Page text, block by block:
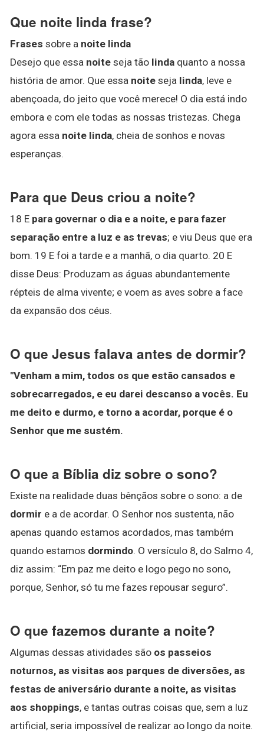
Que noite linda frase?
Frases sobre a noite linda
Desejo que essa noite seja tão linda quanto a nossa
história de amor. Que essa noite seja linda, leve e
abençoada, do jeito que você merece! O dia está indo
embora e com ele todas as nossas tristezas. Chega
agora essa noite linda, cheia de sonhos e novas
esperanças.
Para que Deus criou a noite?
18 E para governar o dia e a noite, e para fazer
separação entre a luz e as trevas; e viu Deus que era
bom. 19 E foi a tarde e a manhã, o dia quarto. 20 E
disse Deus: Produzam as águas abundantemente
répteis de alma vivente; e voem as aves sobre a face
da expansão dos céus.
O que Jesus falava antes de dormir?
"Venham a mim, todos os que estão cansados e
sobrecarregados, e eu darei descanso a vocês. Eu
me deito e durmo, e torno a acordar, porque é o
Senhor que me sustém.
O que a Bíblia diz sobre o sono?
Existe na realidade duas bênçãos sobre o sono: a de
dormir e a de acordar. O Senhor nos sustenta, não
apenas quando estamos acordados, mas também
quando estamos dormindo. O versículo 8, do Salmo 4,
diz assim: “Em paz me deito e logo pego no sono,
porque, Senhor, só tu me fazes repousar seguro”.
O que fazemos durante a noite?
Algumas dessas atividades são os passeios
noturnos, as visitas aos parques de diversões, as
festas de aniversário durante a noite, as visitas
aos shoppings, e tantas outras coisas que, sem a luz
artificial, seria impossível de realizar ao longo da noite.